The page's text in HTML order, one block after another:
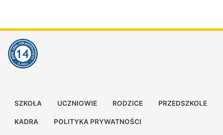
SZKOŁA UCZNIOWIE RODZICE PRZEDSZKOLE
KADRA POLITYKA PRYWATNOŚCI